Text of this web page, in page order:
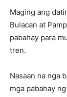
Maging ang
Bulacan at
pabahay para
tren.
Nasaan na nga
mga pabahay